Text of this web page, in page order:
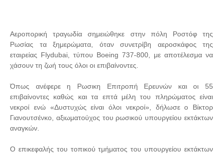
Αεροπορική τραγωδία σημειώθηκε στην πόλη Ροστόφ της
Ρωσίας τα ξημερώματα, όταν συνετρίβη αεροσκάφος της
εταιρείας Flydubai, τύπου Boeing 737-800, με αποτέλεσμα να
χάσουν τη ζωή τους όλοι οι επιβαίνοντες.
Όπως ανέφερε η Ρωσικη Επιτροπή Ερευνών και οι 55
επιβαίνοντες καθώς και τα επτά μέλη του πληρώματος είναι
νεκροί ενώ «Δυστυχώς είναι όλοι νεκροί», δήλωσε ο Βίκτορ
Γιανουτσένκο, αξιωματούχος του ρωσικού υπουργείου εκτάκτων
αναγκών.
Ο επικεφαλής του τοπικού τμήματος του υπουργείου εκτάκτων